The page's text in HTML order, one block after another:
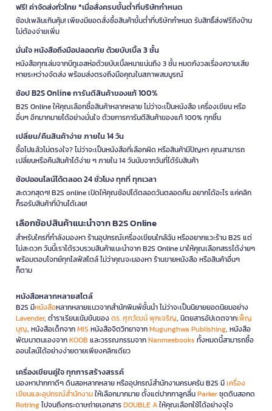
ฟรี! ค่าจัดส่งทั่วไทย *เมื่อสั่งครบขั้นต่ำที่บริษัทกำหนด
ช้อปเพลินเกินคุ้ม! เพียงมียอดสั่งซื้อสินค้าขั้นต่ำที่บริษัทกำหนด รับสิทธิ์ส่งฟรีถึงบ้าน
ไม่ต้องจ่ายเพิ่ม
มั่นใจ หนังสือถึงมือปลอดภัย ด้วยบับเบิ้ล 3 ชั้น
หนังสือทุกเล่มจากบีทูเอสห่อด้วยบับเบิ้ลหนาแน่นถึง 3 ชั้น หมดกังวลเรื่องความเสีย
หายระหว่างจัดส่ง พร้อมส่งตรงถึงมือคุณในสภาพสมบูรณ์
ช้อป B2S Online การันตีสินค้าของแท้ 100%
B2S Online ให้คุณเลือกซื้อสินค้าหลากหลาย ไม่ว่าจะเป็นหนังสือ เครื่องเขียน หรือ
อื่นๆ อีกมากมายได้อย่างมั่นใจ ด้วยการการันตีสินค้าของแท้ 100% ทุกชิ้น
เปลี่ยน/คืนสินค้าง่าย ภายใน 14 วัน
ซื้อไปแล้วไม่ตรงใจ? ไม่ว่าจะเป็นหนังสือที่เลือกผิด หรือสินค้ามีปัญหา คุณสามารถ
เปลี่ยนหรือคืนสินค้าได้ง่าย ๆ ภายใน 14 วันนับจากวันที่ได้รับสินค้า
ช้อปออนไลน์ได้ตลอด 24 ชั่วโมง ทุกที่ ทุกเวลา
สะดวกสุดๆ! B2S online เปิดให้คุณช้อปได้ตลอดวันตลอดคืน อยากได้อะไร แค่คลิก
ก็รอรับสินค้าที่บ้านได้เลย!
เลือกช้อปสินค้าแนะนำจาก B2S Online
สำหรับใครที่กำลังมองหา ร้านอุปกรณ์เครื่องเขียนใกล้ฉัน หรืออยากแวะร้าน B2S แต่
ไม่สะดวก วันนี้เราได้รวบรวมสินค้าแนะนำจาก B2S Online มาให้คุณเลือกสรรได้ง่ายๆ
พร้อมตอบโจทย์ทุกไลฟ์สไตล์ ไม่ว่าคุณจะมองหา ร้านขายหนังสือ หรือสินค้าอื่นๆ
ก็ตาม
หนังสือหลากหลายสไตล์
B2S มีหนังสือหลากหลายแนวจากสำนักพิมพ์ชั้นนำ ไม่ว่าจะเป็นนิยายยอดนิยมอย่าง
Lavender, ตำราเรียนเข้มข้นของดร. ศุภวัฒน์ พุกเจริญ, นิตยสารอัปเดตจากเพ็ญ
บุญ, หนังสือเด็กจากMIS หนังสือจิตวิทยาจากMugunghwa Publishing, หนังสือ
พัฒนาตนเองจากKOOB และวรรณกรรมจากNanmeebooks ทั้งหมดนี้สามารถซื้อ
ออนไลน์ได้อย่างง่ายดายเพียงคลิกเดียว
เครื่องเขียนคู่ใจ ทุกการสร้างสรรค์
มองหาปากกาดีๆ ดินสอหลากหลาย หรืออุปกรณ์สำนักงานครบครัน B2S มีเครื่อง
เขียนและอุปกรณ์สำนักงานให้เลือกมากมาย ตั้งแต่ปากกาลูกลื่นParkerชุดดินสอกด
Rotringไปจนถึงกระดาษถ่ายเอกสารDOUBLE Aให้คุณเลือกใช้ได้อย่างจุใจ